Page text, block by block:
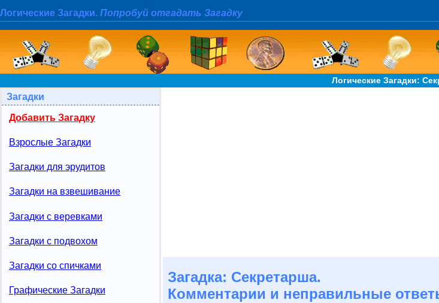
Логические Загадки. Попробуй отгадать Загадку
Логические Загадки:
Загадки
Добавить Загадку
Взрослые Загадки
Загадки для эрудитов
Загадки на взвешивание
Загадки с веревками
Загадки с подвохом
Загадки со спичками
Графические Загадки
Загадка: Секретарша.
Комментарии и неправильные